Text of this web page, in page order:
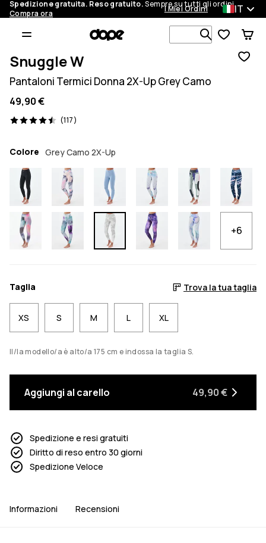
Spedizione gratuita. Reso gratuito.Sempre su tutti gli ordini.
Compra ora
I Miei Ordini IT
Cerca tra 1
Snuggle W
Pantaloni Termici Donna 2X-Up Grey Camo
49,90 €
(117)
117 recensioni, 4.5/5
Colore Grey Camo 2X-Up
+6
Taglia Trova la tua taglia
XS S M L XL
Il/la modello/a è alto/a 175 cm e indossa la taglia S.
Aggiungi al carello 49,90 €
Spedizione e resi gratuiti
Diritto di reso entro 30 giorni
Spedizione Veloce
Informazioni Recensioni